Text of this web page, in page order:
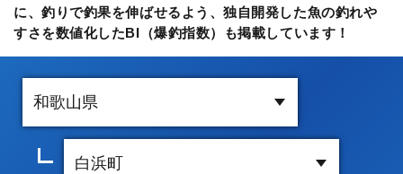
に、釣りで釣果を伸ばせるよう、独自開発した魚の釣れや
すさを数値化したBI（爆釣指数）も掲載しています！